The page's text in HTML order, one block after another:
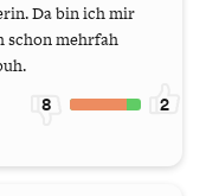
Da bin ich mir
schon mehrfah
8 2